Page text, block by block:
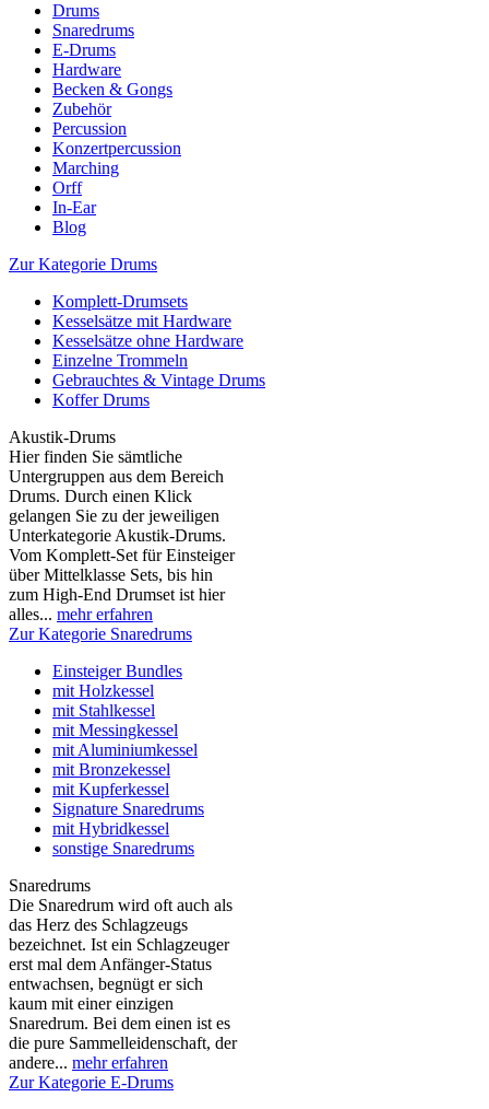
Drums
Snaredrums
E-Drums
Hardware
Becken & Gongs
Zubehör
Percussion
Konzertpercussion
Marching
Orff
In-Ear
Blog
Zur Kategorie Drums
Komplett-Drumsets
Kesselsätze mit Hardware
Kesselsätze ohne Hardware
Einzelne Trommeln
Gebrauchtes & Vintage Drums
Koffer Drums
Akustik-Drums
Hier finden Sie sämtliche
Untergruppen aus dem Bereich
Drums. Durch einen Klick
gelangen Sie zu der jeweiligen
Unterkategorie Akustik-Drums.
Vom Komplett-Set für Einsteiger
über Mittelklasse Sets, bis hin
zum High-End Drumset ist hier
alles... mehr erfahren
Zur Kategorie Snaredrums
Einsteiger Bundles
mit Holzkessel
mit Stahlkessel
mit Messingkessel
mit Aluminiumkessel
mit Bronzekessel
mit Kupferkessel
Signature Snaredrums
mit Hybridkessel
sonstige Snaredrums
Snaredrums
Die Snaredrum wird oft auch als
das Herz des Schlagzeugs
bezeichnet. Ist ein Schlagzeuger
erst mal dem Anfänger-Status
entwachsen, begnügt er sich
kaum mit einer einzigen
Snaredrum. Bei dem einen ist es
die pure Sammelleidenschaft, der
andere... mehr erfahren
Zur Kategorie E-Drums